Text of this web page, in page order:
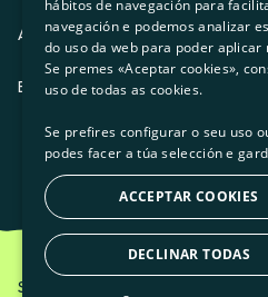
Prensa
Trabaja con nosotros
Aviso legalPolítica de privacidad
ES CAGLEU
Som Energia SCCL - 2026
hábitos de navegación para
navegación e podemos analizar
do uso da web para poder aplicar
Se premes «Aceptar cookies»,
uso de todas as cookies.
Se prefires configurar o seu uso
podes facer a túa selección e
ACCEPTAR COOKIES
DECLINAR TODAS